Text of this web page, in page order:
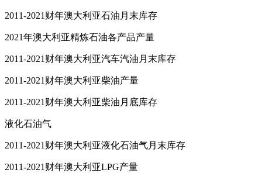
2011-2021财年澳大利亚石油月末库存
2021年澳大利亚精炼石油各产品产量
2011-2021财年澳大利亚汽车汽油月末库存
2011-2021财年澳大利亚柴油产量
2011-2021财年澳大利亚柴油月底库存
液化石油气
2011-2021财年澳大利亚液化石油气月末库存
2011-2021财年澳大利亚LPG产量